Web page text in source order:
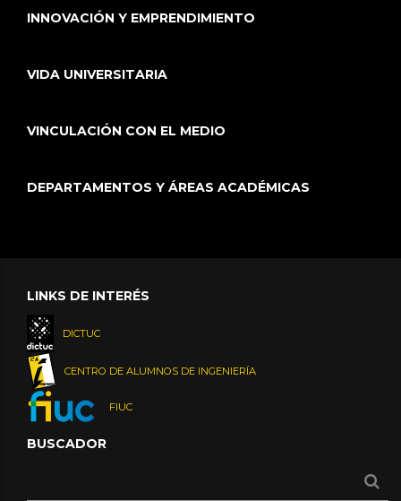
INNOVACIÓN Y EMPRENDIMIENTO
VIDA UNIVERSITARIA
VINCULACIÓN CON EL MEDIO
DEPARTAMENTOS Y ÁREAS ACADÉMICAS
LINKS DE INTERÉS
DICTUC
CENTRO DE ALUMNOS DE INGENIERÍA
FIUC
BUSCADOR